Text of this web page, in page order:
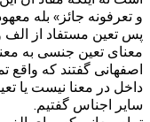
و تعرفونه جائز» بله
پس تعین مستفاد از الف و
معنای تعین جنسی به
اصفهانی گفتند که
داخل در معنا نیست یا
سایر اجناس گفتیم.